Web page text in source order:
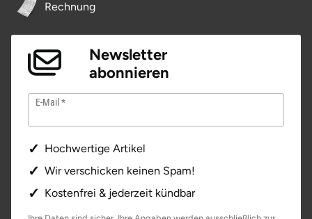
Rechnung
Newsletter
abonnieren
E-Mail
Hochwertige Artikel
Wir verschicken keinen Spam!
Kostenfrei & jederzeit kündbar
Rheine
Rodgau
Rottweil